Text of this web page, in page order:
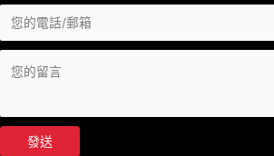
發送